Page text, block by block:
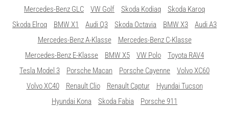
Mercedes-Benz GLC
VW Golf Skoda Kodiaq
Skoda Karoq
Skoda Elroq
BMW X1 Audi Q3 Skoda Octavia BMW X3
Audi A3
Mercedes-Benz A-Klasse
Mercedes-Benz C-Klasse
Mercedes-Benz E-Klasse
BMW X5 VW Polo
Toyota RAV4
Tesla Model 3
Porsche Macan Porsche Cayenne
Volvo XC60
Volvo XC40
Renault Clio Renault Captur
Hyundai Tucson
Hyundai Kona
Skoda Fabia Porsche 911